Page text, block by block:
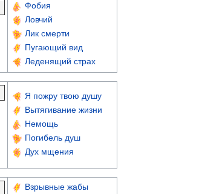
Фобия
Ловчий
Лик смерти
Пугающий вид
Леденящий страх
Я пожру твою душу
Вытягивание жизни
Немощь
Погибель душ
Дух мщения
Взрывные жабы